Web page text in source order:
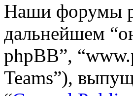
Наши форумы
дальнейшем
phpBB”,
Teams”),